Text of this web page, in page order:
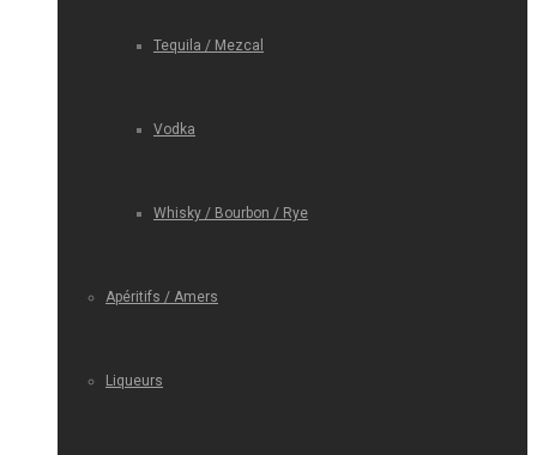
Tequila / Mezcal
Vodka
Whisky / Bourbon / Rye
Apéritifs / Amers
Liqueurs